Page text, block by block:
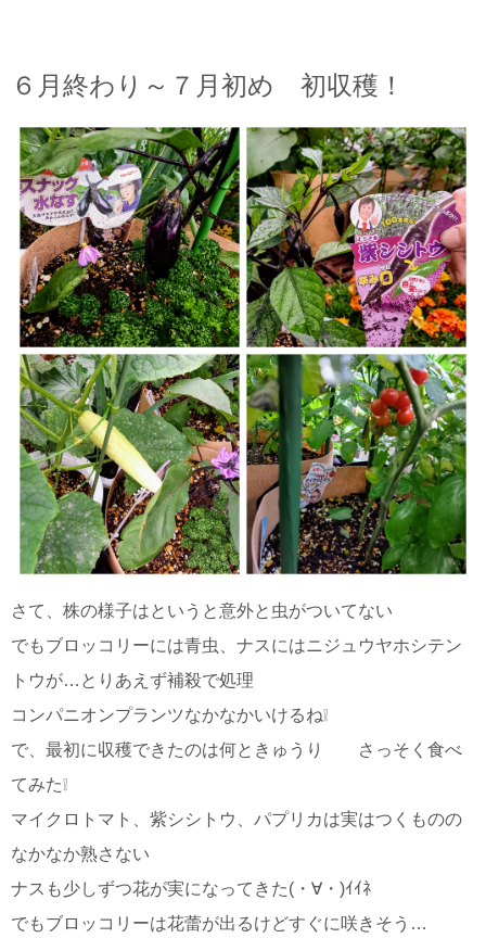
６月終わり～７月初め 初収穫！
さて、株の様子はというと意外と虫がついてない
でもブロッコリーには青虫、ナスにはニジュウヤホシテン
トウが…とりあえず補殺で処理
コンパニオンプランツなかなかいけるね❕
で、最初に収穫できたのは何ときゅうり さっそく食べ
てみた❕
マイクロトマト、紫シシトウ、パプリカは実はつくものの
なかなか熟さない
ナスも少しずつ花が実になってきた(・∀・)ｲｲﾈ
でもブロッコリーは花蕾が出るけどすぐに咲きそう…